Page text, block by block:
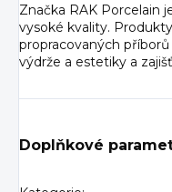
Značka RAK Porcelain
vysoké kvality.
propracovaných
výdrže a estetiky a
Doplňkové